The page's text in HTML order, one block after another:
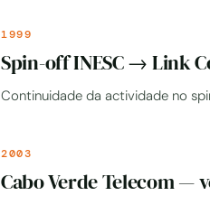
1999
Spin-off INESC → Link
Continuidade da actividade no
2003
Cabo Verde Telecom —